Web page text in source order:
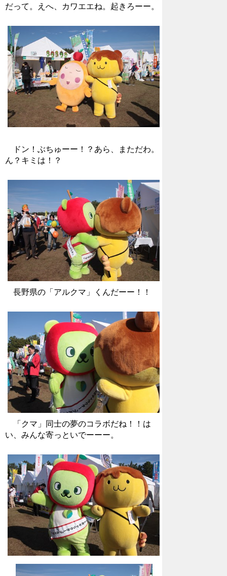
だって。えへ、カワエエね。起きろーー。
ドン！ぶちゅーー！？あら、まただわ。
ん？キミは！？
長野県の「アルクマ」くんだーー！！
「クマ」同士の夢のコラボだね！！は
い、みんな寄っといでーーー。